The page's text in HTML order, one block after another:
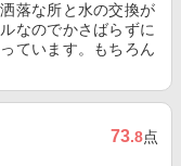
落な所と水の交換が
なのでかさばらずに
ています。もちろん
73.8点